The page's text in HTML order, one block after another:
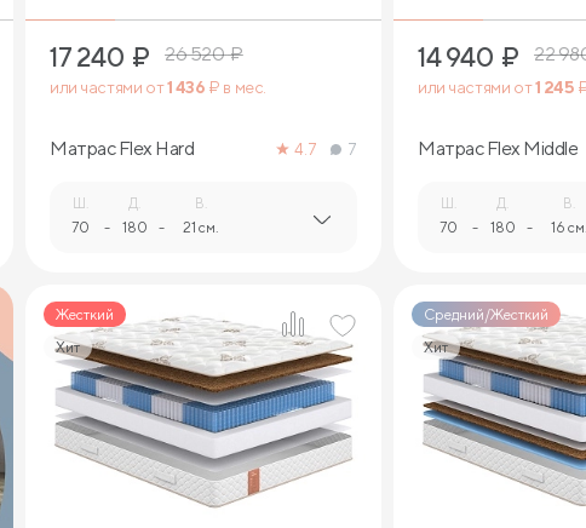
17 240 ₽ 26 520₽
или частями от1 436 ₽ в мес.
Матрас Flex Hard 4.7 7
Ш.
70 -
Д.
180 -
В.
21 см.
14 940 ₽ 22
или частями от1 245
Матрас Flex Middle
Ш.
70 -
Д.
180 -
В.
16 см.
Жесткий
Хит
1
Средний/Жесткий
Хит
1